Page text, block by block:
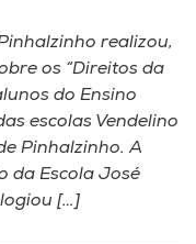
realizou,
os “Direitos da
do Ensino
escolas Vendelino
Pinhalzinho. A
da Escola José
[…]